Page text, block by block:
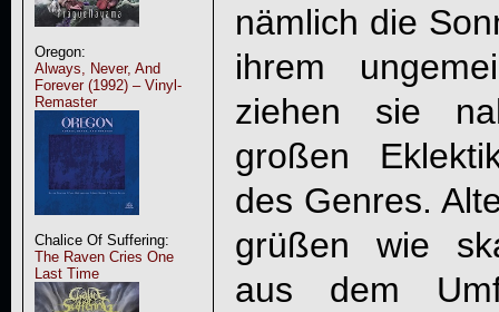
Oregon:
Always, Never, And
Forever (1992) – Vinyl-
Remaster
Chalice Of Suffering:
The Raven Cries One
Last Time
nämlich die
ihrem
ziehen sie
großen
des Genres.
grüßen wie
aus dem